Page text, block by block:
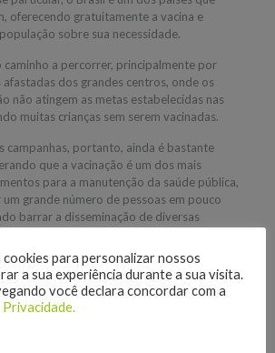
oferecendo gratuitamente a vacina e
sobre sua necessidade.
a percorrer, principalmente por
afastadas dos grandes centros, onde os
não atingem as metas estabelecidas nas
muitas crianças sem serem vacinadas.
campanhas, portanto, ainda é bastante
que a vacinação é um dos mais
para a manutenção da saúde pública,
grande número de pessoas em pouco
barrar a disseminação de diversas
apenas da vacinação. As crianças
tanto na família quanto na escola, com
de uma vida saudável, com incentivos ao
físicas, mantendo uma alimentação
preservando, dessa forma, a saúde
para personalizar nossos
a sua experiência durante a sua visita.
você declara concordar com a